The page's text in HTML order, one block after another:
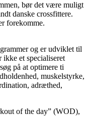
bør det være muligt
danske crossfittere.
forekomme.
og er udviklet til
ikke et specialiseret
på at optimere ti
muskelstyrke,
adræthed,
of the day” (WOD),